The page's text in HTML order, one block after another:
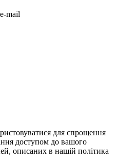
mail
для спрощення
доступом до вашого
описаних в нашій політика